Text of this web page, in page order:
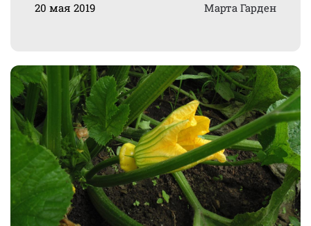
20 мая 2019 Марта Гарден